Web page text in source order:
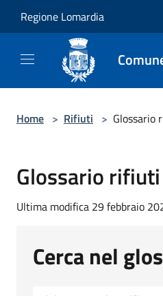
Regione Lomardia
Home > Rifiuti > Glossario
Glossario rifiuti
Ultima modifica 29 febbraio
Cerca nel